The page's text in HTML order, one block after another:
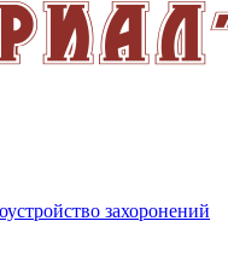
захоронений